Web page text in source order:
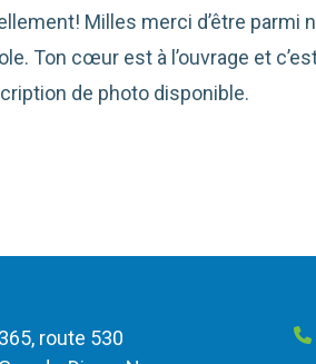
Milles merci d’être parmi
Ton cœur est à l’ouvrage et
365, route 530